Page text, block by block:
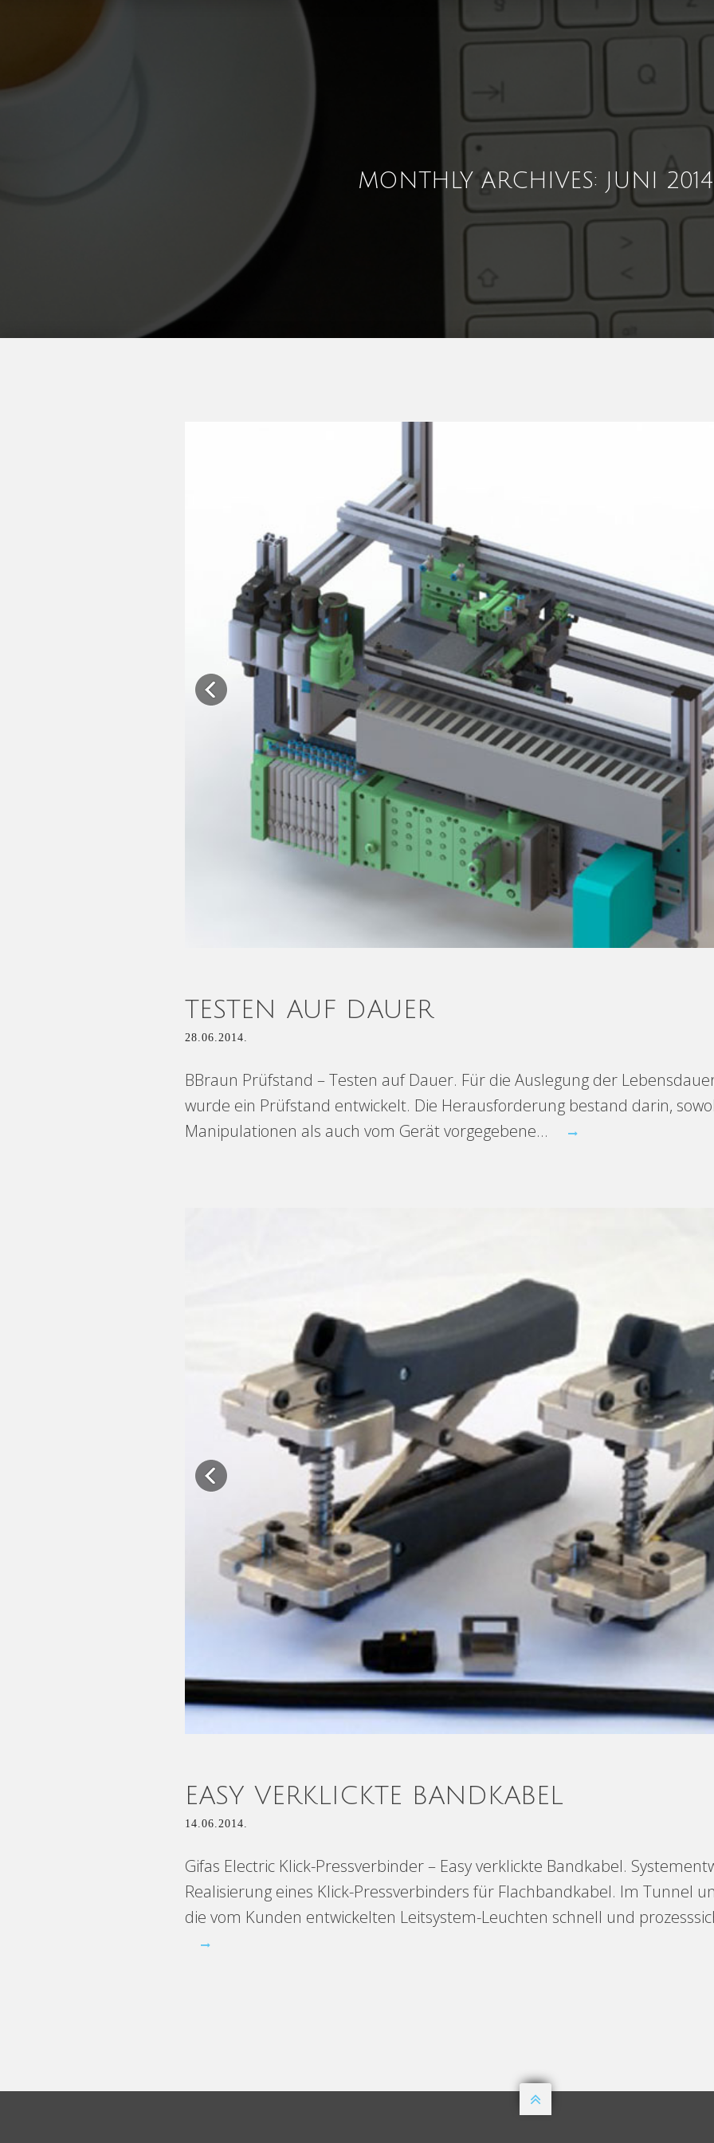
MONTHLY ARCHIVES: JUNI 2014
Previous
TESTEN AUF DAUER
28.06.2014.
BBraun Prüfstand – Testen auf Dauer. Für die Auslegung der
wurde ein Prüfstand entwickelt. Die Herausforderung bestand darin,
Manipulationen als auch vom Gerät vorgegebene...
Previous
EASY VERKLICKTE BANDKABEL
14.06.2014.
Gifas Electric Klick-Pressverbinder – Easy verklickte Bandkabel.
Realisierung eines Klick-Pressverbinders für Flachbandkabel. Im Tunnel
die vom Kunden entwickelten Leitsystem-Leuchten schnell und
